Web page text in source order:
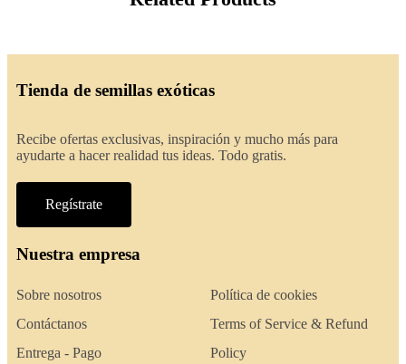
Tienda de semillas exóticas
Recibe ofertas exclusivas, inspiración y mucho más para
ayudarte a hacer realidad tus ideas. Todo gratis.
Regístrate
Nuestra empresa
Sobre nosotros
Contáctanos
Entrega - Pago
Política de cookies
Terms of Service & Refund
Policy